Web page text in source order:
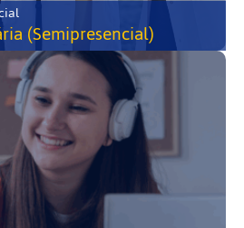
(Semipresencial)